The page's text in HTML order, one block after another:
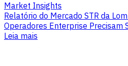
Market Insights
Relatório do Mercado STR da
Operadores Enterprise Precisam
Leia mais